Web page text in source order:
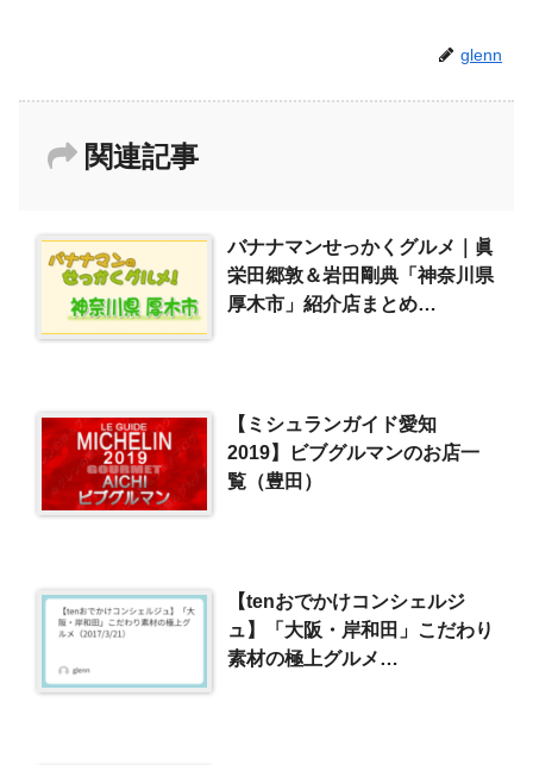
glenn
関連記事
バナナマンせっかくグルメ｜眞
栄田郷敦＆岩田剛典「神奈川県
厚木市」紹介店まとめ
【ミシュランガイド愛知
2019】ビブグルマンのお店一
覧（豊田）
【tenおでかけコンシェルジ
ュ】「大阪・岸和田」こだわり
素材の極上グルメ